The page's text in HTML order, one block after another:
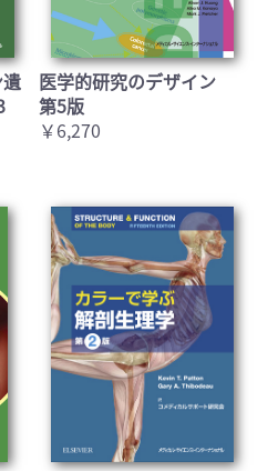
医学的研究のデザイン
第5版
￥6,270